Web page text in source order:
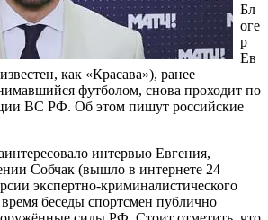
Бл
оге
р
Ев
как «Красава»), ранее
футболом, снова проходит по
ВС РФ. Об этом пишут российские
интервью Евгения,
Собчак (вышло в интернете 24
экспертно-криминалистического
беседы спортсмен публично